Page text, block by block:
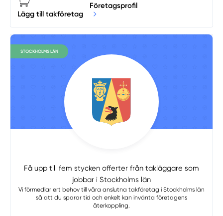
Lägg till takföretag
Företagsprofil
STOCKHOLMS LÄN
Få upp till fem stycken offerter från takläggare som
jobbar i Stockholms län
Vi förmedlar ert behov till våra anslutna takföretag i Stockholms län
så att du sparar tid och enkelt kan invänta företagens
återkoppling.